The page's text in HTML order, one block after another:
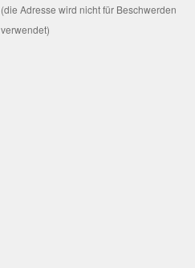
(die Adresse wird nicht für Beschwerden
verwendet)